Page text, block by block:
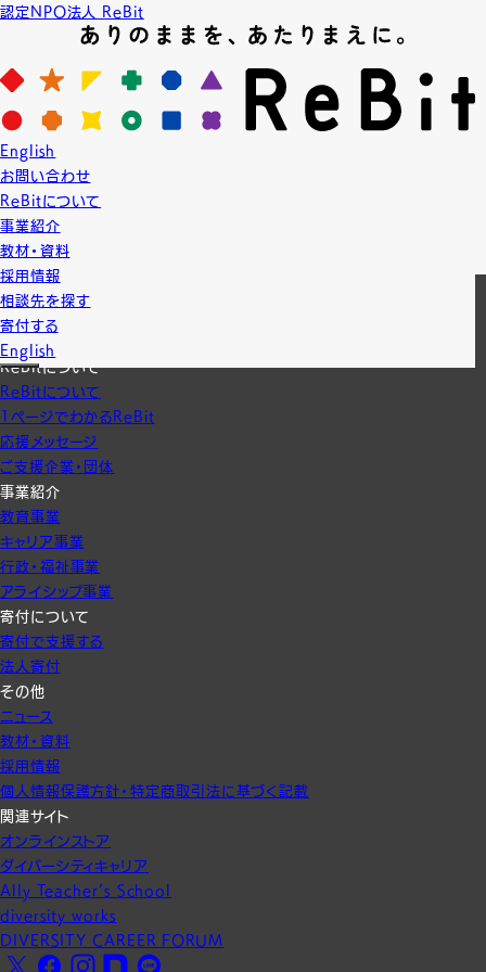
認定NPO法人 ReBit
English
お問い合わせ
ReBitについて
事業紹介
教材・資料
採用情報
相談先を探す
寄付する
English
News
ニュース
2016.12.20
【授業】埼玉県立小川高等学校
ReBitについて
ReBitについて
1ページでわかるReBit
応援メッセージ
ご支援企業・団体
事業紹介
教育事業
キャリア事業
行政・福祉事業
アライシップ事業
寄付について
寄付で支援する
法人寄付
その他
ニュース
教材・資料
採用情報
個人情報保護方針・特定商取引法に基づく記載
関連サイト
オンラインストア
ダイバーシティキャリア
Ally Teacher’s School
diversity works
DIVERSITY CAREER FORUM
X
Facebook
Instagram
note LINE